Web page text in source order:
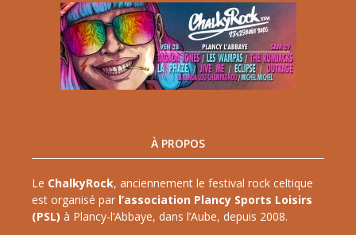
À PROPOS
Le ChalkyRock, anciennement le festival rock celtique
est organisé par l’association Plancy Sports Loisirs
(PSL) à Plancy-l’Abbaye, dans l’Aube, depuis 2008.